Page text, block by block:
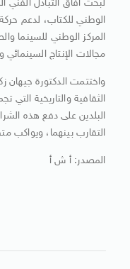
لبحث آفاق التبادل الفني
الوطني للكتاب، لدعم حركة
المركز الوطني للسينما
مجالات الإنتاج
واختتمت الدكتورة جيهان
الثقافية والتاريخية
البلدين على دفع هذه
التقارب بينهما، ويواكب
المصدر: أ ش أ